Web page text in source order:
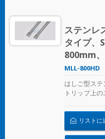
ステンレ
タイプ、
800mm
MLL-800HD
はしご型ス
トリップ上
す
リストに